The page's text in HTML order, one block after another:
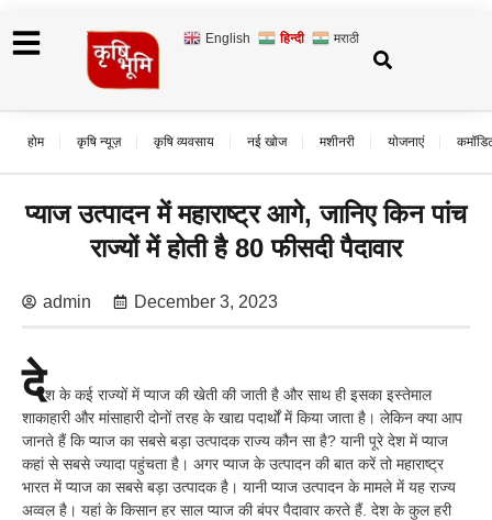
English हिन्दी मराठी
होम कृषि न्यूज़ कृषि व्यवसाय नई खोज मशीनरी योजनाएं
प्याज उत्पादन में महाराष्ट्र आगे, जानिए किन पांच
राज्यों में होती है 80 फीसदी पैदावार
admin December 3, 2023
देश के कई राज्यों में प्याज की खेती की जाती है और साथ ही इसका इस्तेमाल
शाकाहारी और मांसाहारी दोनों तरह के खाद्य पदार्थों में किया जाता है। लेकिन क्या आप
जानते हैं कि प्याज का सबसे बड़ा उत्पादक राज्य कौन सा है? यानी पूरे देश में प्याज
कहां से सबसे ज्यादा पहुंचता है। अगर प्याज के उत्पादन की बात करें तो महाराष्ट्र
भारत में प्याज का सबसे बड़ा उत्पादक है। यानी प्याज उत्पादन के मामले में यह राज्य
अव्वल है। यहां के किसान हर साल प्याज की बंपर पैदावार करते हैं. देश के कुल हरी